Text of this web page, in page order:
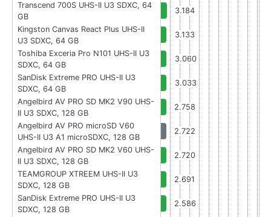
Transcend 700S UHS-II U3 SDXC, 64
GB
3.184
Kingston Canvas React Plus UHS-II
U3 SDXC, 64 GB
3.133
Toshiba Exceria Pro N101 UHS-II U3
SDXC, 64 GB
3.060
SanDisk Extreme PRO UHS-II U3
SDXC, 64 GB
3.033
Angelbird AV PRO SD MK2 V90 UHS-
II U3 SDXC, 128 GB
2.758
Angelbird AV PRO microSD V60
UHS-II U3 A1 microSDXC, 128 GB
2.722
Angelbird AV PRO SD MK2 V60 UHS-
II U3 SDXC, 128 GB
2.720
TEAMGROUP XTREEM UHS-II U3
SDXC, 128 GB
2.691
SanDisk Extreme PRO UHS-II U3
SDXC, 128 GB
2.586